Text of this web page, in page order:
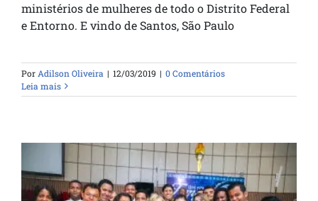
ministérios de mulheres de todo o Distrito Federal
e Entorno. E vindo de Santos, São Paulo
Por Adilson Oliveira | 12/03/2019 | 0 Comentários
Leia mais